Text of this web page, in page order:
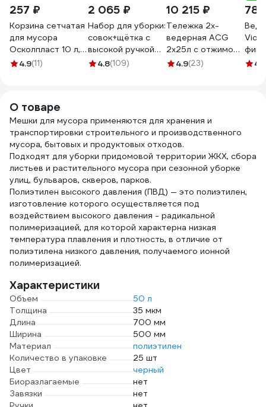
257 ₽
Корзина сетчатая
для мусора
Осколпласт 10 л,
цвет-черный Арт.
4.9(11)
2 065 ₽
Набор для уборки:
совок+щётка с
высокой ручкой
Apex Regina хром
4.8(109)
10 215 ₽
Тележка 2х-
ведерная ACG
2x25л с отжимом,
база хром (1шт.)
4.9(23) 4.9
О товаре
Мешки для мусора применяются для хранения и
транспортировки строительного и производственного
мусора, бытовых и продуктовых отходов.
Подходят для уборки придомовой территории ЖКХ, сбора
листьев и растительного мусора при сезонной уборке
улиц, бульваров, скверов, парков.
Полиэтилен высокого давления (ПВД) — это полиэтилен,
изготовление которого осуществляется под
воздействием высокого давления - радикальной
полимеризацией, для которой характерна низкая
температура плавления и плотность, в отличие от
полиэтилена низкого давления, получаемого ионной
полимеризацией.
Характеристики
Объем
50 л
Толщина
35 мкм
Длина
700 мм
Ширина
500 мм
Материал
полиэтилен
Количество в упаковке
25 шт
Цвет
черный
Биоразлагаемые
нет
Завязки
нет